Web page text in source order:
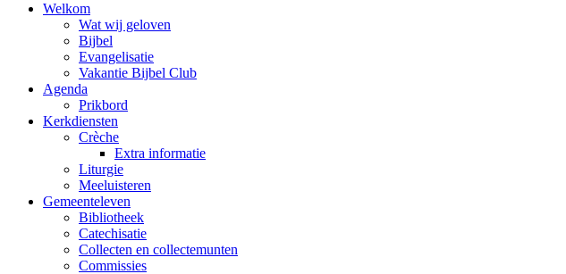
Welkom
Wat wij geloven
Bijbel
Evangelisatie
Vakantie Bijbel Club
Agenda
Prikbord
Kerkdiensten
Crèche
Extra informatie
Liturgie
Meeluisteren
Gemeenteleven
Bibliotheek
Catechisatie
Collecten en collectemunten
Commissies